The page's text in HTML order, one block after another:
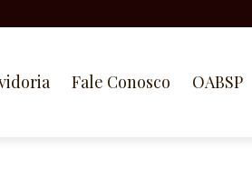
Fale Conosco OABSP